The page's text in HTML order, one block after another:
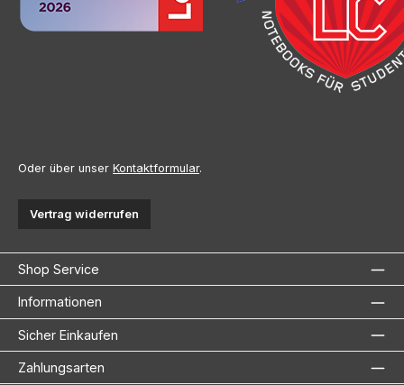
Oder über unser Kontaktformular.
Vertrag widerrufen
Shop Service
Informationen
Sicher Einkaufen
Zahlungsarten